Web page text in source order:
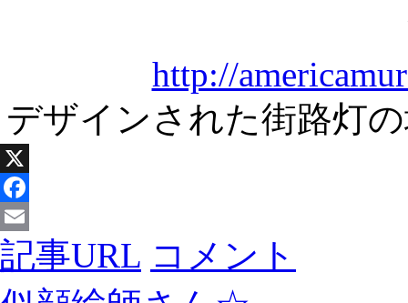
http://
デザインされた街路灯
X
Facebook
Email
記事URL コメント